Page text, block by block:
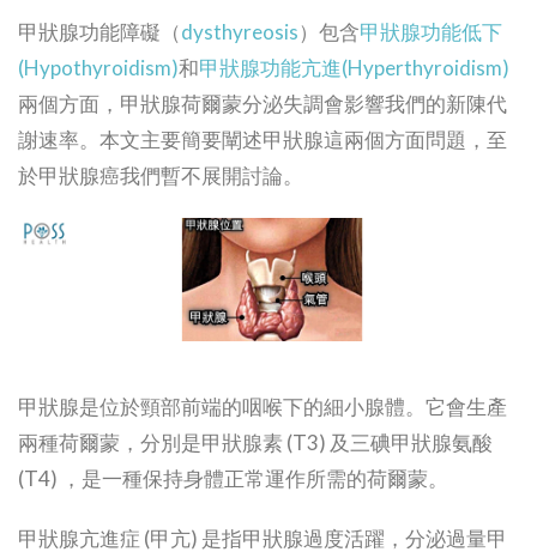
甲狀腺功能障礙（dysthyreosis）包含甲狀腺功能低下
(Hypothyroidism)和甲狀腺功能亢進(Hyperthyroidism)
兩個方面，甲狀腺荷爾蒙分泌失調會影響我們的新陳代
謝速率。本文主要簡要闡述甲狀腺這兩個方面問題，至
於甲狀腺癌我們暫不展開討論。
甲狀腺是位於頸部前端的咽喉下的細小腺體。它會生產
兩種荷爾蒙，分別是甲狀腺素 (T3) 及三碘甲狀腺氨酸
(T4) ，是一種保持身體正常運作所需的荷爾蒙。
甲狀腺亢進症 (甲亢) 是指甲狀腺過度活躍，分泌過量甲